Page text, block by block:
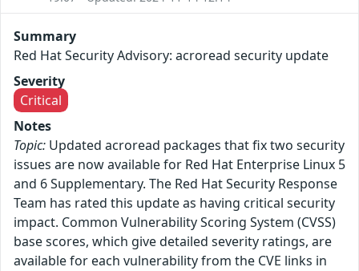
Summary
Red Hat Security Advisory: acroread security update
Severity
Critical
Notes
Topic: Updated acroread packages that fix two security
issues are now available for Red Hat Enterprise Linux 5
and 6 Supplementary. The Red Hat Security Response
Team has rated this update as having critical security
impact. Common Vulnerability Scoring System (CVSS)
base scores, which give detailed severity ratings, are
available for each vulnerability from the CVE links in